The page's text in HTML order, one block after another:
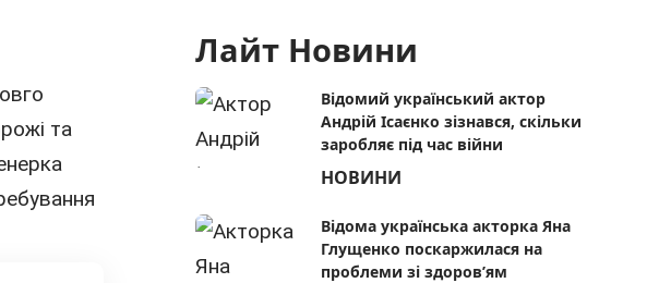
та
Лайт Новини
Відомий український актор
Андрій Ісаєнко зізнався, скільки
заробляє під час війни
НОВИНИ
Відома українська акторка Яна
Глущенко поскаржилася на
проблеми зі здоров’ям